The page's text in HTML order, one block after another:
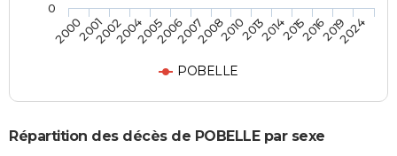
POBELLE
200020012002200420052006200720082010201320142015201620192024
0
Répartition des décès de POBELLE par sexe